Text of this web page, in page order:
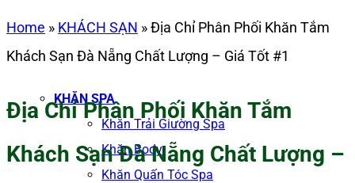
KHĂN SPA
Khăn Trải Giường Spa
Khăn Body
Khăn Quấn Tóc Spa
Home » KHÁCH SẠN »Địa Chỉ Phân Phối Khăn Tắm
Khách Sạn Đà Nẵng Chất Lượng – Giá Tốt #1
Địa Chỉ Phân Phối Khăn Tắm
Khách Sạn Đà Nẵng Chất Lượng –